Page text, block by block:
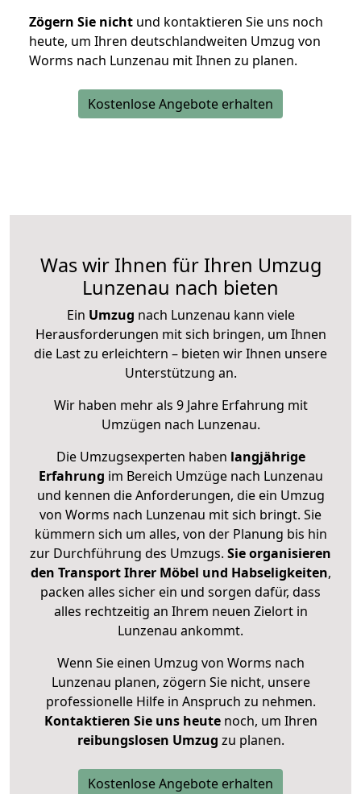
Zögern Sie nicht und kontaktieren Sie uns noch
heute, um Ihren deutschlandweiten Umzug von
Worms nach Lunzenau mit Ihnen zu planen.
Kostenlose Angebote erhalten
Was wir Ihnen für Ihren Umzug
Lunzenau nach bieten
Ein Umzug nach Lunzenau kann viele
Herausforderungen mit sich bringen, um Ihnen
die Last zu erleichtern – bieten wir Ihnen unsere
Unterstützung an.
Wir haben mehr als 9 Jahre Erfahrung mit
Umzügen nach Lunzenau.
Die Umzugsexperten haben langjährige
Erfahrung im Bereich Umzüge nach Lunzenau
und kennen die Anforderungen, die ein Umzug
von Worms nach Lunzenau mit sich bringt. Sie
kümmern sich um alles, von der Planung bis hin
zur Durchführung des Umzugs. Sie organisieren
den Transport Ihrer Möbel und Habseligkeiten,
packen alles sicher ein und sorgen dafür, dass
alles rechtzeitig an Ihrem neuen Zielort in
Lunzenau ankommt.
Wenn Sie einen Umzug von Worms nach
Lunzenau planen, zögern Sie nicht, unsere
professionelle Hilfe in Anspruch zu nehmen.
Kontaktieren Sie uns heutenoch, um Ihren
reibungslosen Umzug zu planen.
Kostenlose Angebote erhalten